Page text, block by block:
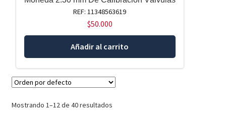
REF: 11348563619
$50.000
Añadir al carrito
Mostrando 1–12 de 40 resultados